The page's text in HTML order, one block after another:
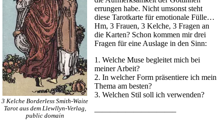
3 Kelche Bor­der­less Smith-Waite
Tarot aus dem Llewllyn-Verlag,
public domain
errungen habe. Nicht umsonst steht
diese Tarot­karte für emo­tio­nale Fülle…
Hm, 3 Frauen, 3 Kelche, 3 Fragen an
die Karten? Schon kommen mir drei
Fragen für eine Aus­lage in den Sinn:
1. Welche Muse begleitet mich bei
meiner Arbeit?
2. In wel­cher Form prä­sen­tiere ich mein
Thema am besten?
3. Wel­chen Stil soll ich verwenden?
——————————–